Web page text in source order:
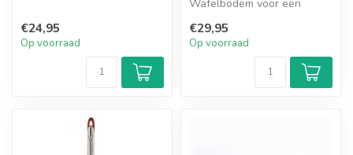
€24,95
Op voorraad
Wafelbodem voor een
bruining
✓ D...
€29,95
Op voorraad